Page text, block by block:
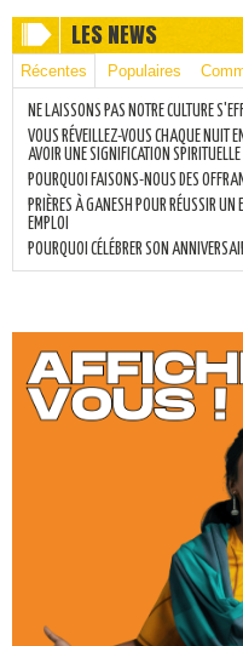
LES NEWS
Récentes Populaires
NE LAISSONS PAS NOTRE CULTURE
VOUS RÉVEILLEZ-VOUS CHAQUE NUIT
AVOIR UNE SIGNIFICATION SPIRITUELLE
POURQUOI FAISONS-NOUS DES
PRIÈRES À GANESH POUR RÉUSSIR UN
EMPLOI
POURQUOI CÉLÉBRER SON